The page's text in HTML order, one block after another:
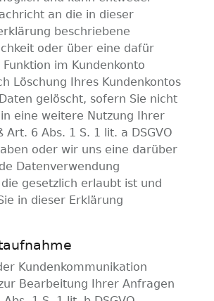
an die in dieser
beschriebene
oder über eine dafür
im Kundenkonto
Löschung Ihres Kundenkontos
gelöscht, sofern Sie nicht
eine weitere Nutzung Ihrer
Art. 6 Abs. 1 S. 1 lit. a DSGVO
oder wir uns eine darüber
Datenverwendung
gesetzlich erlaubt ist und
in dieser Erklärung
Kundenkommunikation
Bearbeitung Ihrer Anfragen